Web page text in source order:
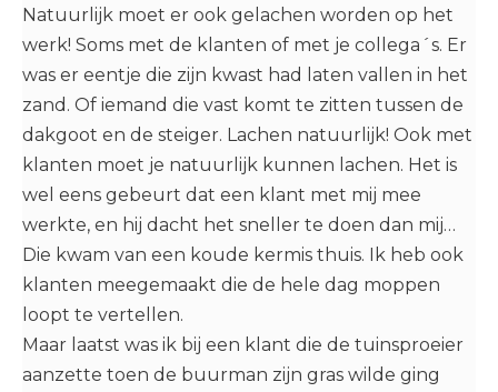
Natuurlijk moet er ook gelachen worden op het
werk! Soms met de klanten of met je collega´s. Er
was er eentje die zijn kwast had laten vallen in het
zand. Of iemand die vast komt te zitten tussen de
dakgoot en de steiger. Lachen natuurlijk! Ook met
klanten moet je natuurlijk kunnen lachen. Het is
wel eens gebeurt dat een klant met mij mee
werkte, en hij dacht het sneller te doen dan mij…
Die kwam van een koude kermis thuis. Ik heb ook
klanten meegemaakt die de hele dag moppen
loopt te vertellen.
Maar laatst was ik bij een klant die de tuinsproeier
aanzette toen de buurman zijn gras wilde ging